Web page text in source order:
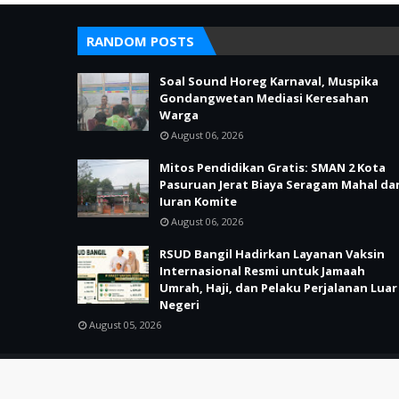
RANDOM POSTS
Soal Sound Horeg Karnaval, Muspika
Gondangwetan Mediasi Keresahan
Warga
August 06, 2026
Mitos Pendidikan Gratis: SMAN 2 Kota
Pasuruan Jerat Biaya Seragam Mahal
Iuran Komite
August 06, 2026
RSUD Bangil Hadirkan Layanan Vaksin
Internasional Resmi untuk Jamaah
Umrah, Haji, dan Pelaku Perjalanan Luar
Negeri
August 05, 2026